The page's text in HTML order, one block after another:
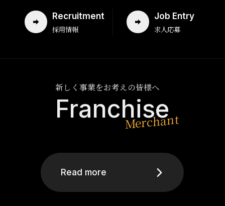
Recruitment
採用情報
Job Entry
求人応募
新しく事業をお考えの皆様へ
Franchise
Read more